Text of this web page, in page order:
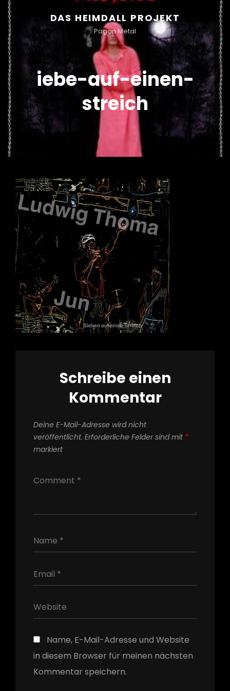
DAS HEIMDALL PROJEKT
Pagan Metal
iebe-auf-einen-
streich
Schreibe einen
Kommentar
Deine E-Mail-Adresse wird nicht
veröffentlicht. Erforderliche Felder sind mit *
markiert
Name, E-Mail-Adresse und Website
in diesem Browser für meinen nächsten
Kommentar speichern.